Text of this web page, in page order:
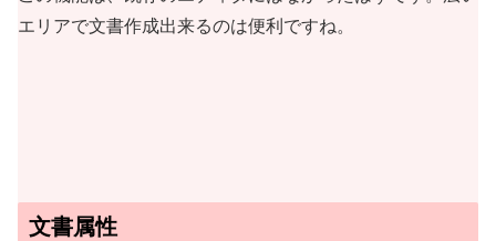
エリアで文書作成出来るのは便利ですね。
文書属性